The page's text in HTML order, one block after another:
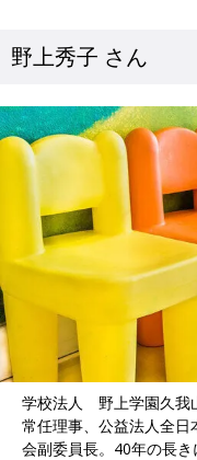
野上秀子 さん
学校法人 野上学園久我
常任理事、公益法人全日
会副委員長。40年の長